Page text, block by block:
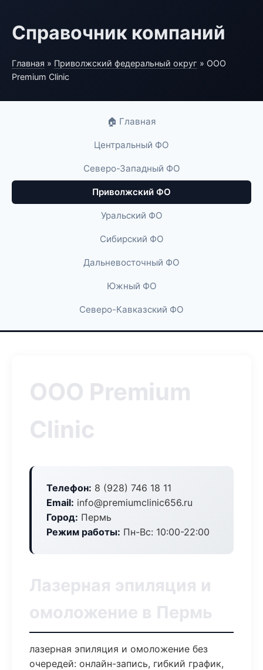
Справочник компаний
Главная » Приволжский федеральный округ » ООО
Premium Clinic
🏠 Главная
Центральный ФО
Северо-Западный ФО
Приволжский ФО
Уральский ФО
Сибирский ФО
Дальневосточный ФО
Южный ФО
Северо-Кавказский ФО
ООО Premium
Clinic
Телефон: 8 (928) 746 18 11
Email: info@premiumclinic656.ru
Город: Пермь
Режим работы: Пн-Вс: 10:00-22:00
Лазерная эпиляция и
омоложение в Пермь
лазерная эпиляция и омоложение без
очередей: онлайн-запись, гибкий график,